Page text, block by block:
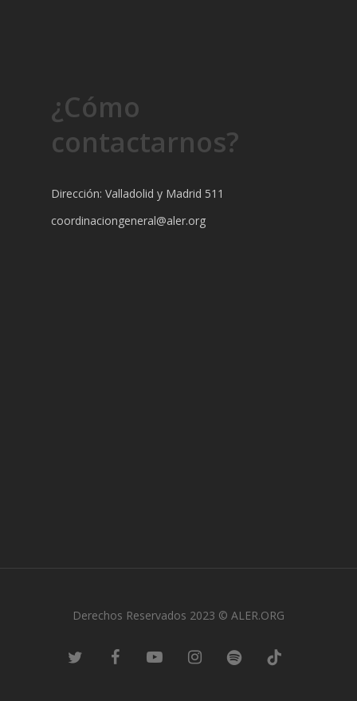
¿Cómo
contactarnos?
Dirección: Valladolid y Madrid 511
coordinaciongeneral@aler.org
Derechos Reservados 2023 © ALER.ORG